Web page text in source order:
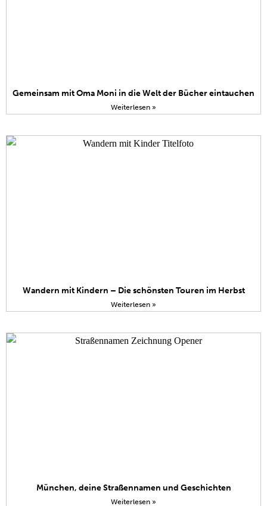
Gemeinsam mit Oma Moni in die Welt der Bücher eintauchen
Weiterlesen »
Wandern mit Kindern – Die schönsten Touren im Herbst
Weiterlesen »
München, deine Straßennamen und Geschichten
Weiterlesen »